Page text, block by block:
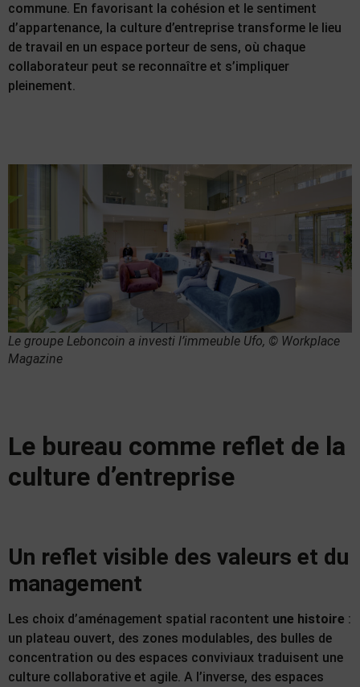
commune. En favorisant la cohésion et le sentiment
d’appartenance, la culture d’entreprise transforme le lieu
de travail en un espace porteur de sens, où chaque
collaborateur peut se reconnaître et s’impliquer
pleinement.
Le groupe Leboncoin a investi l’immeuble Ufo, © Workplace
Magazine
Le bureau comme reflet de la
culture d’entreprise
Un reflet visible des valeurs et du
management
Les choix d’aménagement spatial racontent une histoire :
un plateau ouvert, des zones modulables, des bulles de
concentration ou des espaces conviviaux traduisent une
culture collaborative et agile. A l’inverse, des espaces